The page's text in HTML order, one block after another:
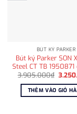
BÚT KÝ PARKER
Bút ký Parker SON
Steel CT TB 1950871
3.905.000₫ Giá
là:
THÊM VÀO GIỎ